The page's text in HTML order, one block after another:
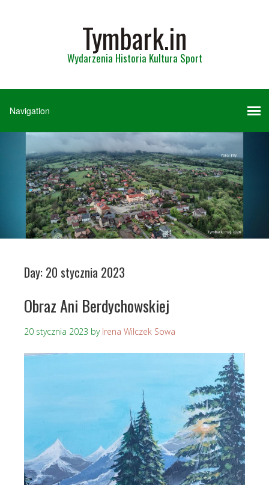
Tymbark.in
Wydarzenia Historia Kultura Sport
Day: 20 stycznia 2023
Obraz Ani Berdychowskiej
20 stycznia 2023 by Irena Wilczek Sowa